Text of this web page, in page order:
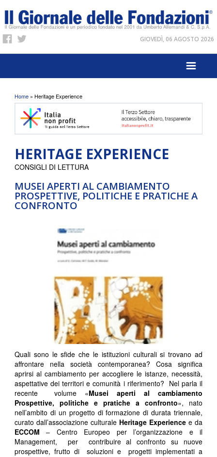
GIOVEDÌ, 06 AGOSTO 2026
Tu sei qui
Home » Heritage Experience
HERITAGE EXPERIENCE
MUSEI APERTI AL CAMBIAMENTO
PROSPETTIVE, POLITICHE E PRATICHE A
CONFRONTO
CONSIGLI DI LETTURA
Quali sono le sfide che le istituzioni culturali si trovano ad
affrontare nella società contemporanea? Cosa significa
aprirsi al cambiamento per accogliere le istanze, necessità,
aspettative dei territori e comunità i riferimento? Nel parla il
recente volume «Musei aperti al cambiamento
Prospettive, politiche e pratiche a confronto», nato
nell’ambito di un progetto di formazione di durata triennale,
curato dall’associazione culturale Heritage Experience e da
ECCOM – Centro Europeo per l’organizzazione e il
Management, per contribuire al confronto su nuove
prospettive, frutto di soluzioni e progetti implementati a